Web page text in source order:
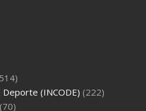
(INCODE) (222)
(70)